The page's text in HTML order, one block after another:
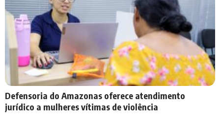
Defensoria do Amazonas oferece atendimento
jurídico a mulheres vítimas de violência